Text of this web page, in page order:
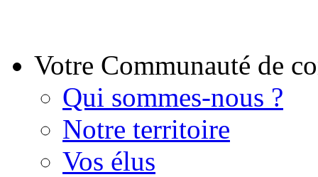
Votre Communauté de
Qui sommes-nous ?
Notre territoire
Vos élus